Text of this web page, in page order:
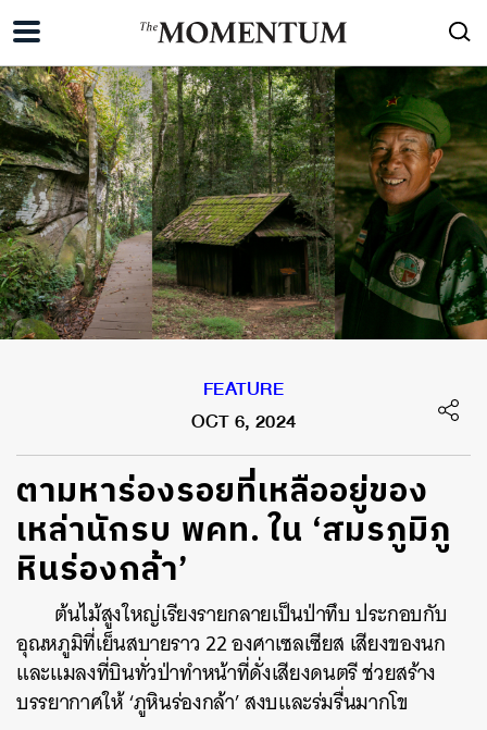
FEATURE
OCT 6, 2024
ตามหาร่องรอยที่เหลืออยู่ของ
เหล่านักรบ พคท. ใน ‘สมรภูมิภู
หินร่องกล้า’
ต้นไม้สูงใหญ่เรียงรายกลายเป็นป่าทึบ ประกอบกับ
อุณหภูมิที่เย็นสบายราว 22 องศาเซลเซียส เสียงของนก
และแมลงที่บินทั่วป่าทำหน้าที่ดั่งเสียงดนตรี ช่วยสร้าง
บรรยากาศให้ ‘ภูหินร่องกล้า’ สงบและร่มรื่นมากโข